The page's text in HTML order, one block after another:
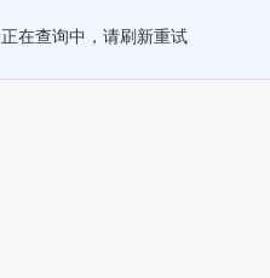
正在查询中，请刷新重试